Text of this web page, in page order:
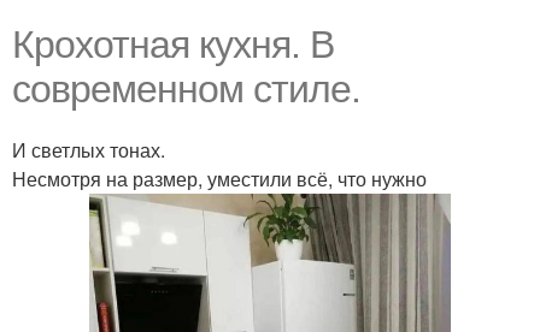
Крохотная кухня. В
современном стиле.
И светлых тонах.
Несмотря на размер, уместили всё, что нужно